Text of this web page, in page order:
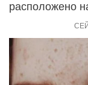
расположено